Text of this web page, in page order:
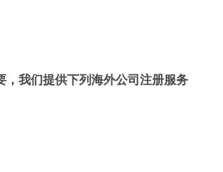
，我们提供下列海外公司注册服务